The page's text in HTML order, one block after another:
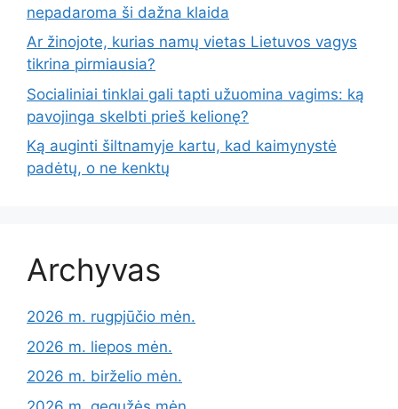
nepadaroma ši dažna klaida
Ar žinojote, kurias namų vietas Lietuvos vagys
tikrina pirmiausia?
Socialiniai tinklai gali tapti užuomina vagims: ką
pavojinga skelbti prieš kelionę?
Ką auginti šiltnamyje kartu, kad kaimynystė
padėtų, o ne kenktų
Archyvas
2026 m. rugpjūčio mėn.
2026 m. liepos mėn.
2026 m. birželio mėn.